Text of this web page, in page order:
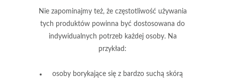
Nie zapominajmy też, że częstotliwość używania
tych produktów powinna być dostosowana do
indywidualnych potrzeb każdej osoby. Na
przykład:
osoby borykające się z bardzo suchą skórą